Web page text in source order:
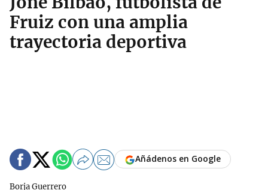
Fruiz con una amplia
trayectoria deportiva
Borja Guerrero
Añádenos en Google